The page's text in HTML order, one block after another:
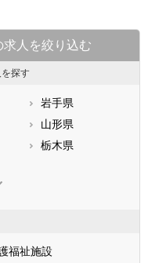
人を絞り込む
探す
岩手県
山形県
栃木県
三重県
福祉施設